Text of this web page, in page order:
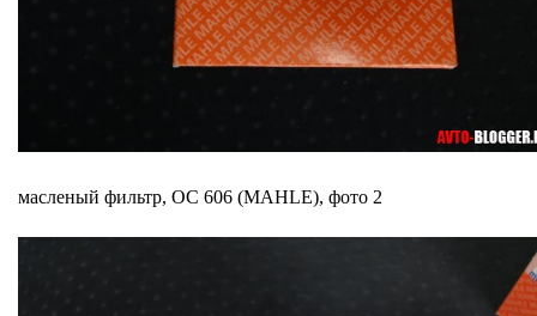
масленый фильтр, OC 606 (MAHLE), фото 2